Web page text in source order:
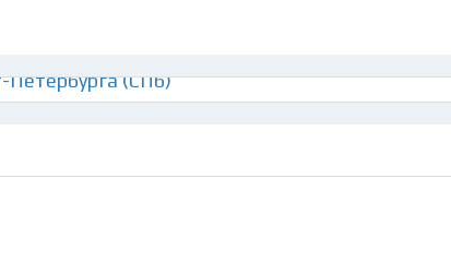
Петербурга (СПб)